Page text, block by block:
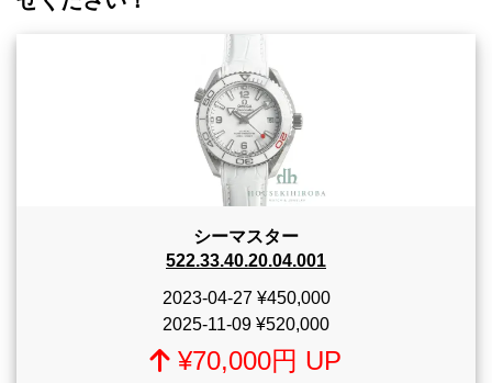
シーマスター
522.33.40.20.04.001
2023-04-27¥450,000
2025-11-09 ¥520,000
¥70,000円 UP